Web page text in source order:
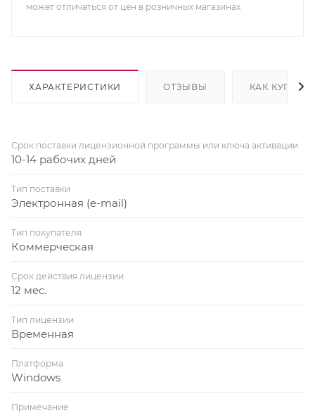
может отличаться от цен в розничных магазинах
ХАРАКТЕРИСТИКИ ОТЗЫВЫ КАК КУПИТЬ
Срок поставки лицензионной программы или ключа активации
10-14 рабочих дней
Тип поставки
Электронная (e-mail)
Тип покупателя
Коммерческая
Срок действия лицензии
12 мес.
Тип лицензии
Временная
Платформа
Windows
Примечание